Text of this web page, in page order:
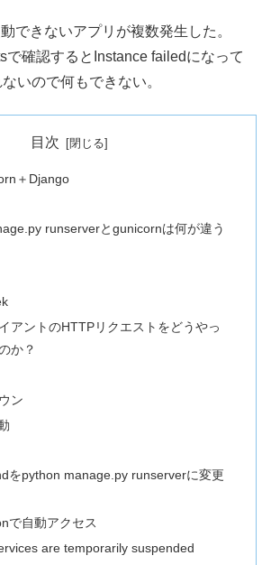
できないアプリが複数発生した。
で確認するとInstance failedになって
いので何もできない。
目次
＋Django
runserverとgunicornは何が違う
アントのHTTPリクエストをどうやっ
か？
ン
をpython manage.py runserverに変更
で自動アクセス
are temporarily suspended